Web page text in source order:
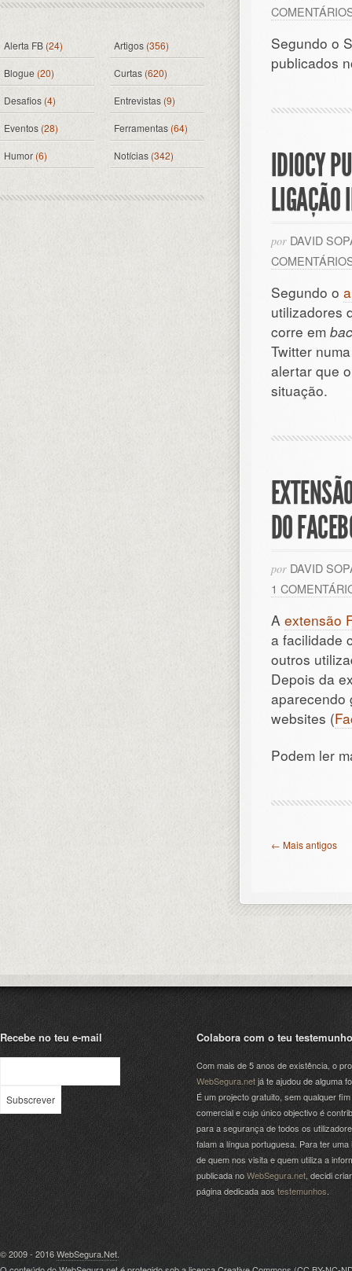
Segundo o
publicados
IDIOCY
LIGAÇÃO
por DAVID
Segundo o
utilizadores
corre em
Twitter
alertar que
situação.
DO
por DAVID
1
A extensão
a facilidade
outros
Depois da
aparecendo
websites (
Podem ler
← Mais antigos
Alerta FB (24) Artigos(356)
Blogue (20) Curtas(620)
Desafios(4) Entrevistas (9)
Eventos (28) Ferramentas (64)
Humor (6) Notícias (342)
Recebe no teu e-mail Colabora com o teu testemunho
Com mais de 5 anos de existência, o
WebSegura.netjá te ajudou de alguma
É um projecto gratuito, sem qualquer fim
comercial e cujo único objectivo é
para a segurança de todos os
falam a língua portuguesa. Para ter uma
de quem nos visita e quem utiliza a
publicada noWebSegura.net , decidi
página dedicada aos testemunhos
© 2009 - 2016WebSegura.Net.